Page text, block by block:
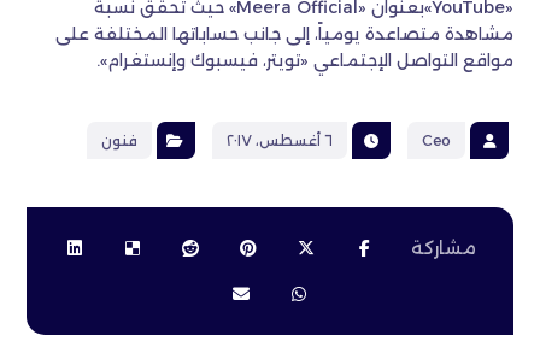
«YouTube»بعنوان «Meera Official» حيث تحقق نسبة
مشاهدة متصاعدة يومياً، إلى جانب حساباتها المختلفة على
مواقع التواصل الإجتماعي «تويتر، فيسبوك وإنستغرام».
Ceo ٦ أغسطس، ٢٠١٧ فنون